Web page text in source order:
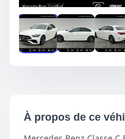
À propos de ce